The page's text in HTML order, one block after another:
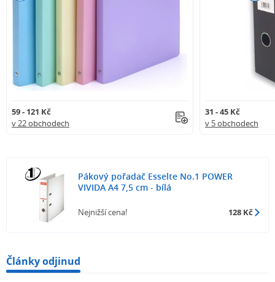
59 - 121 Kč
v 22 obchodech
31 - 45 Kč
v 5 obchodech
Pákový pořadač Esselte No.1 POWER
VIVIDA A4 7,5 cm - bílá
Nejnižší cena! 128 Kč
Články odjinud